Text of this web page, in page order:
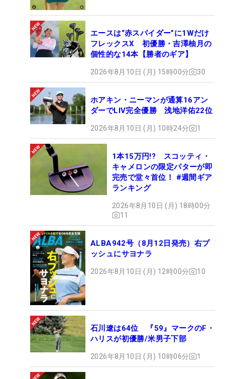
エースは“赤スパイダー”に1Wだけ
フレックスX 初優勝・吉澤柚月の
個性的な14本【勝者のギア】
2026年8月10日 (月) 15時00分 30
ホアキン・ニーマンが通算16アン
ダーでLIV完全優勝 浅地洋佑22位
2026年8月10日 (月) 10時24分 1
1本15万円!? スコッティ・
キャメロンの限定パターが即
完売で堂々首位！ #週間ギア
ランキング
2026年8月10日 (月) 18時00分
11
ALBA942号（8月12日発売）右プ
ッシュにサヨナラ
2026年8月10日 (月) 12時00分 10
石川遼は64位 『59』マークのF・
ハリスが初優勝/米男子下部
2026年8月10日 (月) 10時06分 1